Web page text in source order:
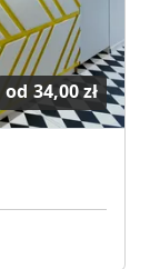
od 34,00 zł